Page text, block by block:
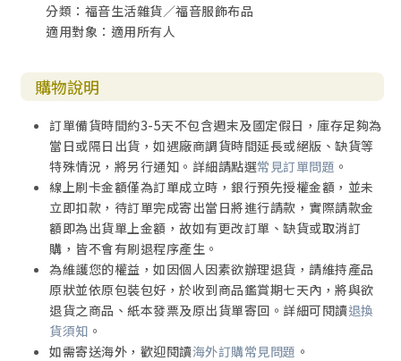
分類：福音生活雜貨／福音服飾布品
適用對象：適用所有人
購物說明
訂單備貨時間約3-5天不包含週末及國定假日，庫存足夠為
當日或隔日出貨，如遇廠商調貨時間延長或絕版、缺貨等
特殊情況，將另行通知。詳細請點選常見訂單問題 。
線上刷卡金額僅為訂單成立時，銀行預先授權金額，並未
立即扣款，待訂單完成寄出當日將進行請款，實際請款金
額即為出貨單上金額，故如有更改訂單、缺貨或取消訂
購，皆不會有刷退程序產生。
為維護您的權益，如因個人因素欲辦理退貨，請維持產品
原狀並依原包裝包好，於收到商品鑑賞期七天內，將與欲
退貨之商品、紙本發票及原出貨單寄回。詳細可閱讀退換
貨須知 。
如需寄送海外，歡迎閱讀海外訂購常見問題 。